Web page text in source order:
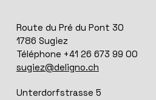
Route du Pré du Pont 30
1786 Sugiez
Téléphone +41 26 673 99 00
sugiez@deligno.ch
Unterdorfstrasse 5